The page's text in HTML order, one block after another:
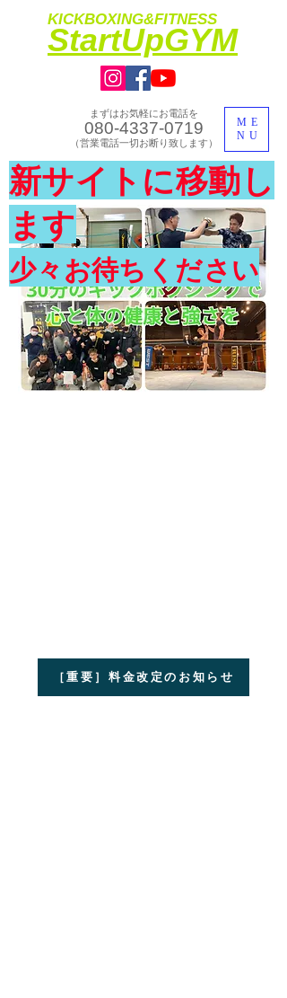
KICKBOXING&FITNESS
​StartUpGYM
ME
NU
まずはお気軽にお電話を
080-4337-0719
​（営業電話一切お断り致します）
​体験入会実施中
新サイトに移動し
ます
少々お待ちください
［重要］料金改定のお知らせ